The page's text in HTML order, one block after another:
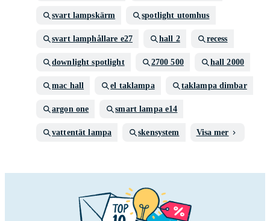
svart lampskärm spotlight utomhus
svart lamphållare e27 hall 2 recess
downlight spotlight 2700 500 hall 2000
mac hall el taklampa taklampa dimbar
argon one smart lampa e14
vattentät lampa skensystem Visa mer